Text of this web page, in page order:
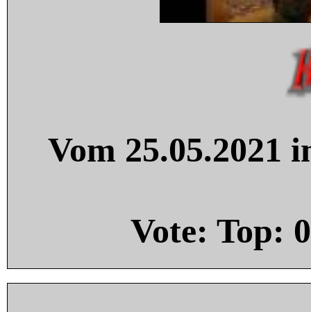
Vom 25.05.2021
Vote: Top: 0